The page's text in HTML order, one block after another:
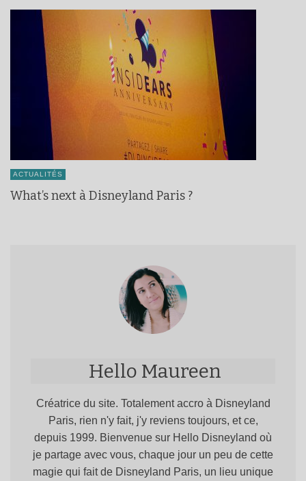
ACTUALITÉS
What’s next à Disneyland Paris ?
Hello Maureen
Créatrice du site. Totalement accro à Disneyland
Paris, rien n'y fait, j'y reviens toujours, et ce,
depuis 1999. Bienvenue sur Hello Disneyland où
je partage avec vous, chaque jour un peu de cette
magie qui fait de Disneyland Paris, un lieu unique